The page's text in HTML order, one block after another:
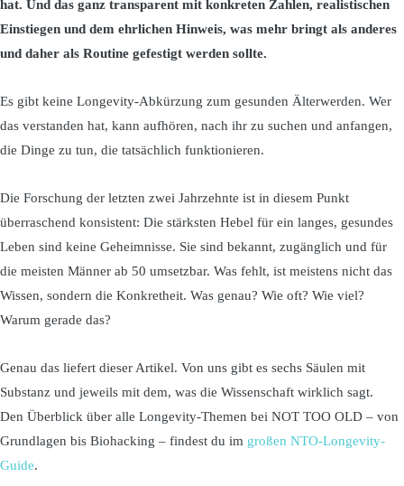
hat. Und das ganz transparent mit konkreten Zahlen, realistischen
Einstiegen und dem ehrlichen Hinweis, was mehr bringt als anderes
und daher als Routine gefestigt werden sollte.
Es gibt keine Longevity-Abkürzung zum gesunden Älterwerden. Wer
das verstanden hat, kann aufhören, nach ihr zu suchen und anfangen,
die Dinge zu tun, die tatsächlich funktionieren.
Die Forschung der letzten zwei Jahrzehnte ist in diesem Punkt
überraschend konsistent: Die stärksten Hebel für ein langes, gesundes
Leben sind keine Geheimnisse. Sie sind bekannt, zugänglich und für
die meisten Männer ab 50 umsetzbar. Was fehlt, ist meistens nicht das
Wissen, sondern die Konkretheit. Was genau? Wie oft? Wie viel?
Warum gerade das?
Genau das liefert dieser Artikel. Von uns gibt es sechs Säulen mit
Substanz und jeweils mit dem, was die Wissenschaft wirklich sagt.
Den Überblick über alle Longevity-Themen bei NOT TOO OLD – von
Grundlagen bis Biohacking – findest du im großen NTO-Longevity-
Guide.